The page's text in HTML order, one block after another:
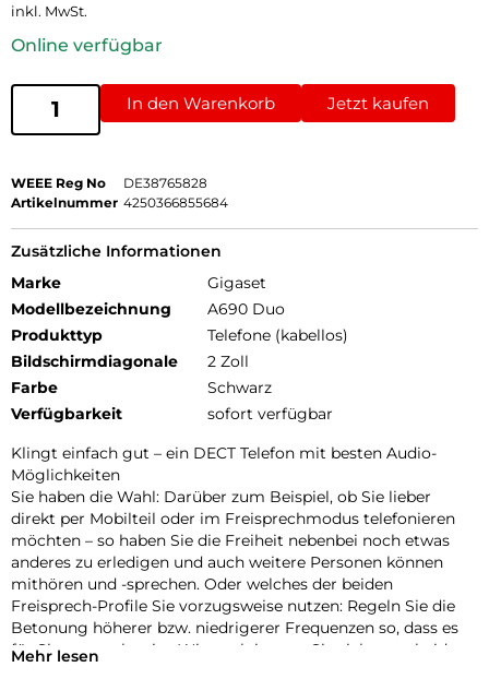
inkl. MwSt.
Online verfügbar
In den Warenkorb Jetzt kaufen
WEEE Reg No
DE38765828
Artikelnummer 4250366855684
Zusätzliche Informationen
Marke
Gigaset
Modellbezeichnung
A690 Duo
Produkttyp
Telefone (kabellos)
Bildschirmdiagonale
2 Zoll
Farbe
Schwarz
Verfügbarkeit
sofort verfügbar
Klingt einfach gut – ein DECT Telefon mit besten Audio-
Möglichkeiten
Sie haben die Wahl: Darüber zum Beispiel, ob Sie lieber
direkt per Mobilteil oder im Freisprechmodus telefonieren
möchten – so haben Sie die Freiheit nebenbei noch etwas
anderes zu erledigen und auch weitere Personen können
mithören und -sprechen. Oder welches der beiden
Freisprech-Profile Sie vorzugsweise nutzen: Regeln Sie die
Betonung höherer bzw. niedrigerer Frequenzen so, dass es
für Sie angenehm ist. Wie auch immer Sie sich entscheiden –
Mehr lesen